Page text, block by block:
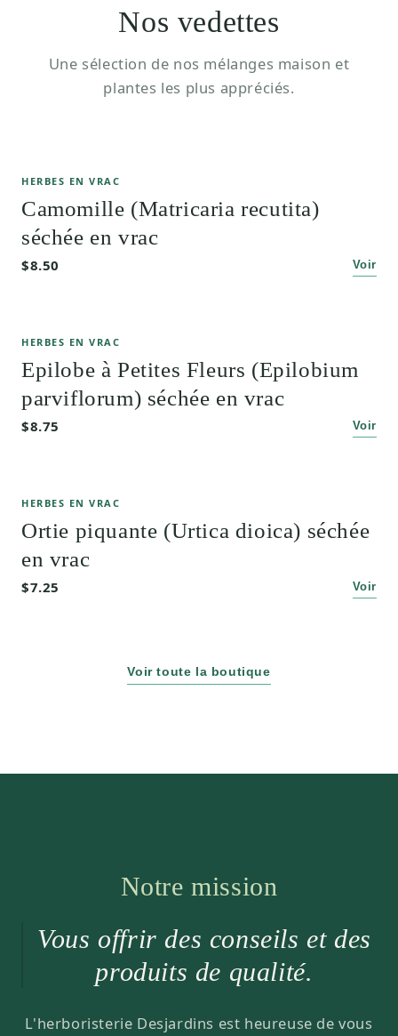
Nos vedettes
Une sélection de nos mélanges maison et
plantes les plus appréciés.
HERBES EN VRAC
Camomille (Matricaria recutita)
séchée en vrac
$8.50 Voir
HERBES EN VRAC
Epilobe à Petites Fleurs (Epilobium
parviflorum) séchée en vrac
$8.75 Voir
HERBES EN VRAC
Ortie piquante (Urtica dioica) séchée
en vrac
$7.25 Voir
Voir toute la boutique
Notre mission
Vous offrir des conseils et des
produits de qualité.
L'herboristerie Desjardins est heureuse de vous